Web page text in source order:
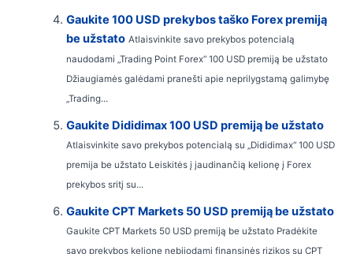
Gaukite 100 USD prekybos taško Forex premiją
be užstato Atlaisvinkite savo prekybos potencialą
naudodami „Trading Point Forex“ 100 USD premiją be užstato
Džiaugiamės galėdami pranešti apie neprilygstamą galimybę
„Trading...
Gaukite Dididimax 100 USD premiją be užstato
Atlaisvinkite savo prekybos potencialą su „Dididimax“ 100 USD
premija be užstato Leiskitės į jaudinančią kelionę į Forex
prekybos sritį su...
Gaukite CPT Markets 50 USD premiją be užstato
Gaukite CPT Markets 50 USD premiją be užstato Pradėkite
savo prekybos kelionę nebijodami finansinės rizikos su CPT